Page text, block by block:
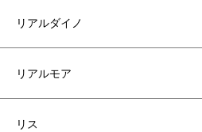
リアルダイノ
リアルモア
リス